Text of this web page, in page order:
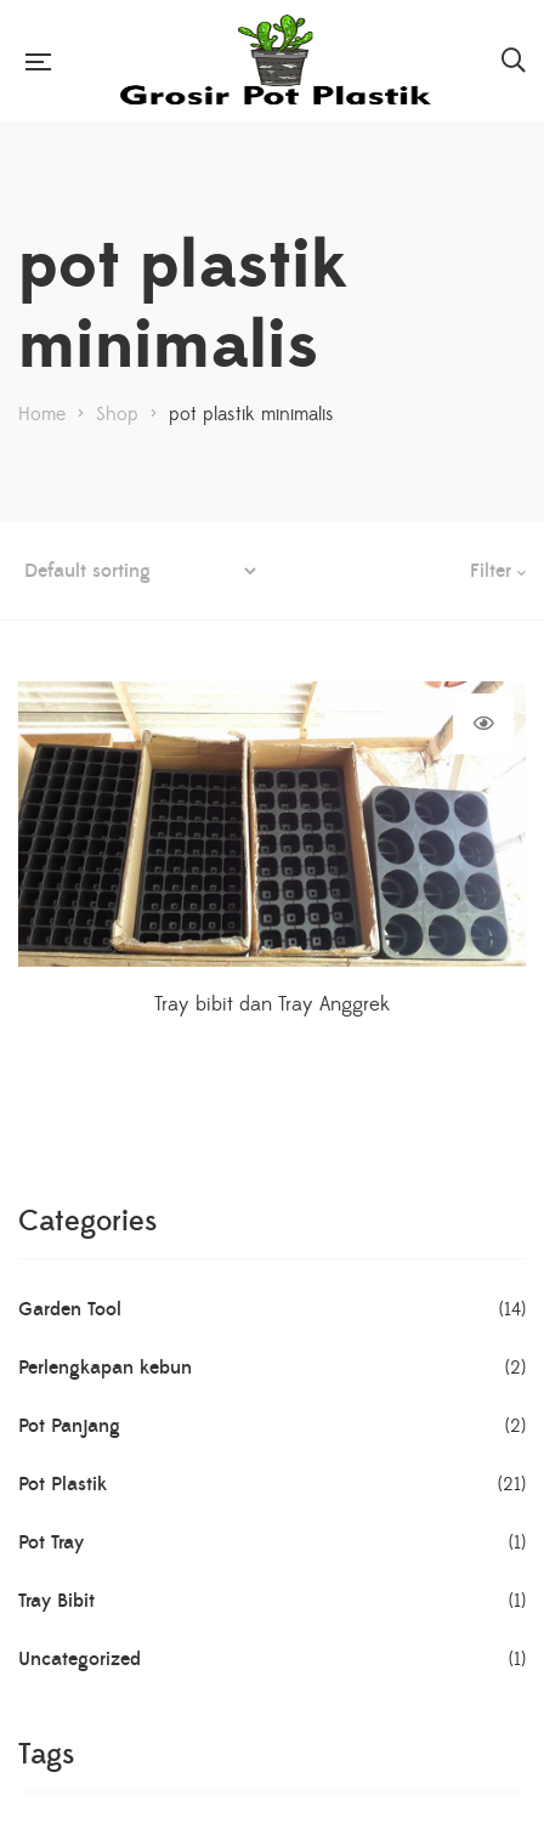
pot plastik
minimalis
Home > Shop > pot plastik minimalis
Filter
Tray bibit dan Tray Anggrek
Categories
Garden Tool (14)
Perlengkapan kebun (2)
Pot Panjang (2)
Pot Plastik (21)
Pot Tray (1)
Tray Bibit (1)
Uncategorized (1)
Tags